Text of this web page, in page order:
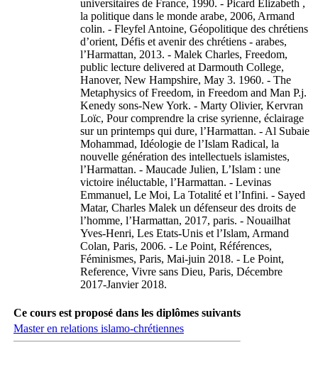
universitaires de France, 1990. - Picard Elizabeth ,
la politique dans le monde arabe, 2006, Armand
colin. - Fleyfel Antoine, Géopolitique des chrétiens
d’orient, Défis et avenir des chrétiens - arabes,
l’Harmattan, 2013. - Malek Charles, Freedom,
public lecture delivered at Darmouth College,
Hanover, New Hampshire, May 3. 1960. - The
Metaphysics of Freedom, in Freedom and Man P.j.
Kenedy sons-New York. - Marty Olivier, Kervran
Loїc, Pour comprendre la crise syrienne, éclairage
sur un printemps qui dure, l’Harmattan. - Al Subaie
Mohammad, Idéologie de l’Islam Radical, la
nouvelle génération des intellectuels islamistes,
l’Harmattan. - Maucade Julien, L’Islam : une
victoire inéluctable, l’Harmattan. - Levinas
Emmanuel, Le Moi, La Totalité et l’Infini. - Sayed
Matar, Charles Malek un défenseur des droits de
l’homme, l’Harmattan, 2017, paris. - Nouailhat
Yves-Henri, Les Etats-Unis et l’Islam, Armand
Colan, Paris, 2006. - Le Point, Références,
Féminismes, Paris, Mai-juin 2018. - Le Point,
Reference, Vivre sans Dieu, Paris, Décembre
2017-Janvier 2018.
Ce cours est proposé dans les diplômes suivants
Master en relations islamo-chrétiennes